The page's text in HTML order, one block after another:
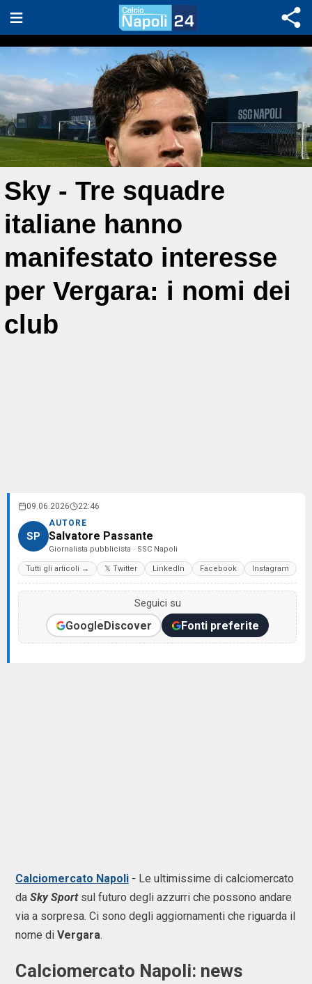
Sky - Tre squadre
italiane hanno
manifestato interesse
per Vergara: i nomi dei
club
09.06.2026 22:46
SP
AUTORE
Salvatore Passante
Giornalista pubblicista · SSC Napoli
Tutti gli articoli → 𝕏 Twitter LinkedIn Facebook Instagram
Seguici su
GoogleDiscover Fonti preferite
Calciomercato Napoli - Le ultimissime di calciomercato
da Sky Sportsul futuro degli azzurri che possono andare
via a sorpresa. Ci sono degli aggiornamenti che riguarda il
nome di Vergara.
Calciomercato Napoli: news